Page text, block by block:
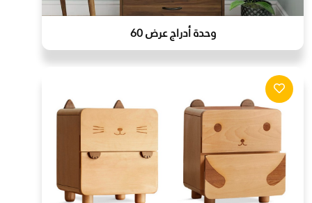
وحدة أدراج عرض 60